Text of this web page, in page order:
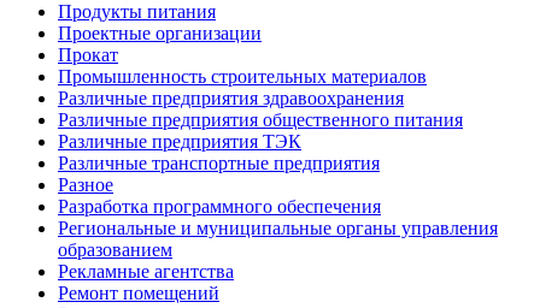
Продукты питания
Проектные организации
Прокат
Промышленность строительных материалов
Различные предприятия здравоохранения
Различные предприятия общественного питания
Различные предприятия ТЭК
Различные транспортные предприятия
Разное
Разработка программного обеспечения
Региональные и муниципальные органы управления
образованием
Рекламные агентства
Ремонт помещений